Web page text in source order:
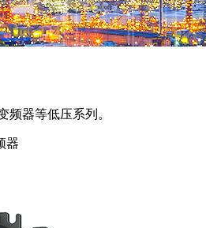
器等低压系列。
器